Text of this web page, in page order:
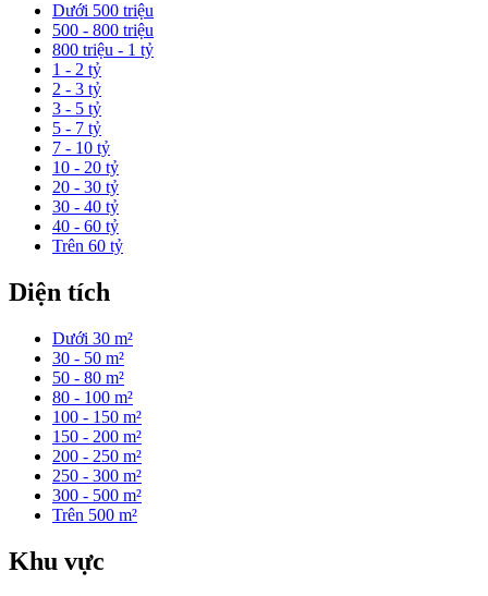
Dưới 500 triệu
500 - 800 triệu
800 triệu - 1 tỷ
1 - 2 tỷ
2 - 3 tỷ
3 - 5 tỷ
5 - 7 tỷ
7 - 10 tỷ
10 - 20 tỷ
20 - 30 tỷ
30 - 40 tỷ
40 - 60 tỷ
Trên 60 tỷ
Diện tích
Dưới 30 m²
30 - 50 m²
50 - 80 m²
80 - 100 m²
100 - 150 m²
150 - 200 m²
200 - 250 m²
250 - 300 m²
300 - 500 m²
Trên 500 m²
Khu vực